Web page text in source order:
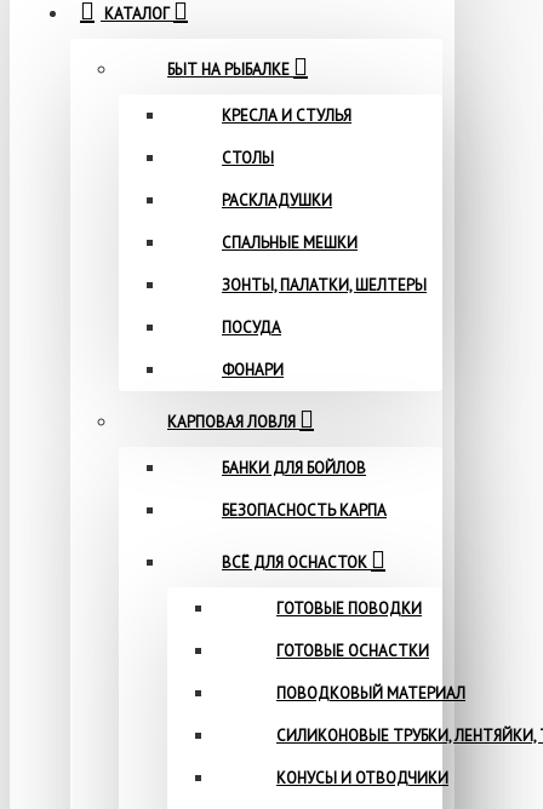
КАТАЛОГ
БЫТ НА РЫБАЛКЕ
КРЕСЛА И СТУЛЬЯ
СТОЛЫ
РАСКЛАДУШКИ
СПАЛЬНЫЕ МЕШКИ
ЗОНТЫ, ПАЛАТКИ, ШЕЛТЕРЫ
ПОСУДА
ФОНАРИ
КАРПОВАЯ ЛОВЛЯ
БАНКИ ДЛЯ БОЙЛОВ
БЕЗОПАСНОСТЬ КАРПА
ВСЁ ДЛЯ ОСНАСТОК
ГОТОВЫЕ ПОВОДКИ
ГОТОВЫЕ ОСНАСТКИ
ПОВОДКОВЫЙ МАТЕРИАЛ
СИЛИКОНОВЫЕ ТРУБКИ,
КОНУСЫ И ОТВОДЧИКИ